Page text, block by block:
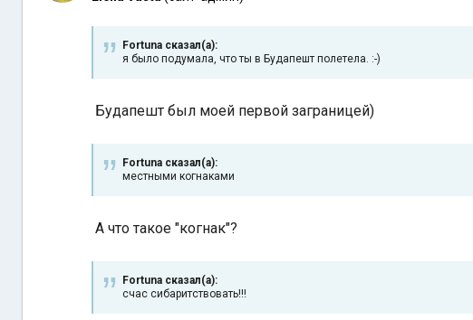
Fortuna сказал(а):
я было подумала, что ты в Будапешт полетела. :-)
Будапешт был моей первой заграницей)
Fortuna сказал(а):
местными когнаками
А что такое "когнак"?
Fortuna сказал(а):
счас сибаритствовать!!!